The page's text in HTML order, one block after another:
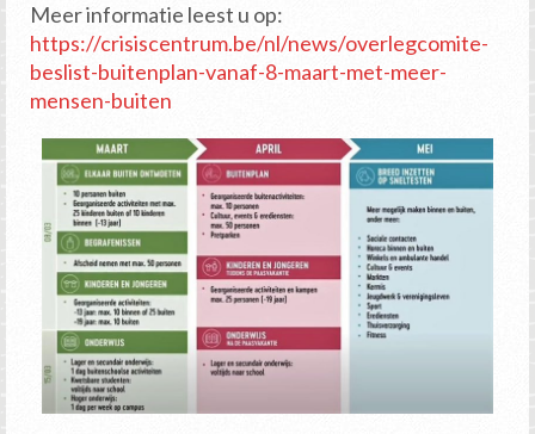
Meer informatie leest u op:
https://crisiscentrum.be/nl/news/overlegcomite-
beslist-buitenplan-vanaf-8-maart-met-meer-
mensen-buiten